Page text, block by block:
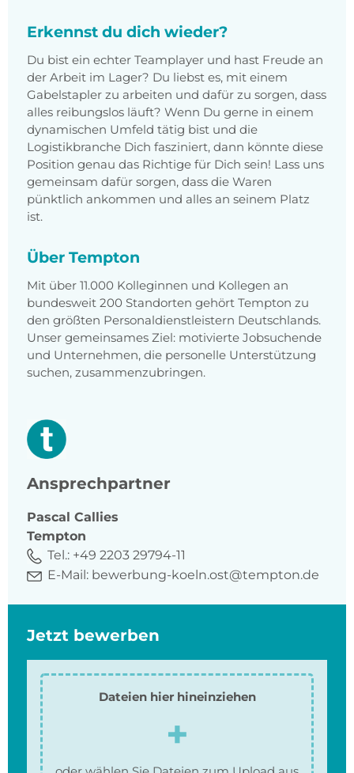
Erkennst du dich wieder?
Du bist ein echter Teamplayer und hast Freude an
der Arbeit im Lager? Du liebst es, mit einem
Gabelstapler zu arbeiten und dafür zu sorgen, dass
alles reibungslos läuft? Wenn Du gerne in einem
dynamischen Umfeld tätig bist und die
Logistikbranche Dich fasziniert, dann könnte diese
Position genau das Richtige für Dich sein! Lass uns
gemeinsam dafür sorgen, dass die Waren
pünktlich ankommen und alles an seinem Platz
ist.
Über Tempton
Mit über 11.000 Kolleginnen und Kollegen an
bundesweit 200 Standorten gehört Tempton zu
den größten Personaldienstleistern Deutschlands.
Unser gemeinsames Ziel: motivierte Jobsuchende
und Unternehmen, die personelle Unterstützung
suchen, zusammenzubringen.
Ansprechpartner
Pascal Callies
Tempton
Tel.: +49 2203 29794-11
E-Mail: bewerbung-koeln.ost@tempton.de
Jetzt bewerben
Dateien hier hineinziehen